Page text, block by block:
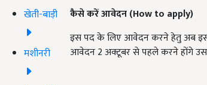
खेती-बाड़ी
मशीनरी
कैसे करें आवेदन (How to apply)
इस पद के लिए आवेदन करने हेतु अब
आवेदन 2 अक्टूबर से पहले करने होंगे